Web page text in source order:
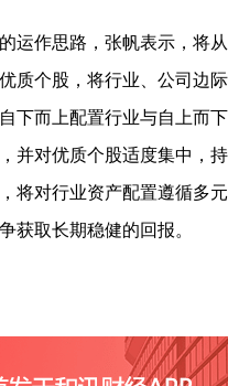
作思路，张帆表示，将从
质个股，将行业、公司边
下而上配置行业与自上而
并对优质个股适度集中，
将对行业资产配置遵循多
获取长期稳健的回报。